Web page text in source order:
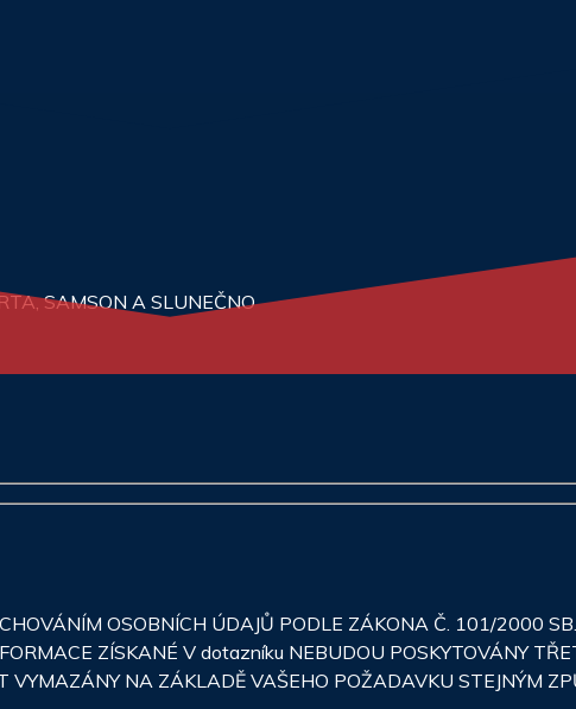
SAMSON A SLUNEČNO
OSOBNÍCH ÚDAJŮ PODLE ZÁKONA Č. 101/2000
ZÍSKANÉ V dotazníku NEBUDOU POSKYTOVÁNY
NA ZÁKLADĚ VAŠEHO POŽADAVKU STEJNÝM